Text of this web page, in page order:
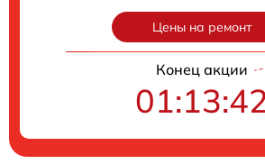
Цены на ремонт
Конец акции